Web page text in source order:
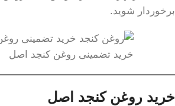
برخوردار شوید.
خرید تضمینی روغن کنجد اصل
خرید روغن کنجد اصل